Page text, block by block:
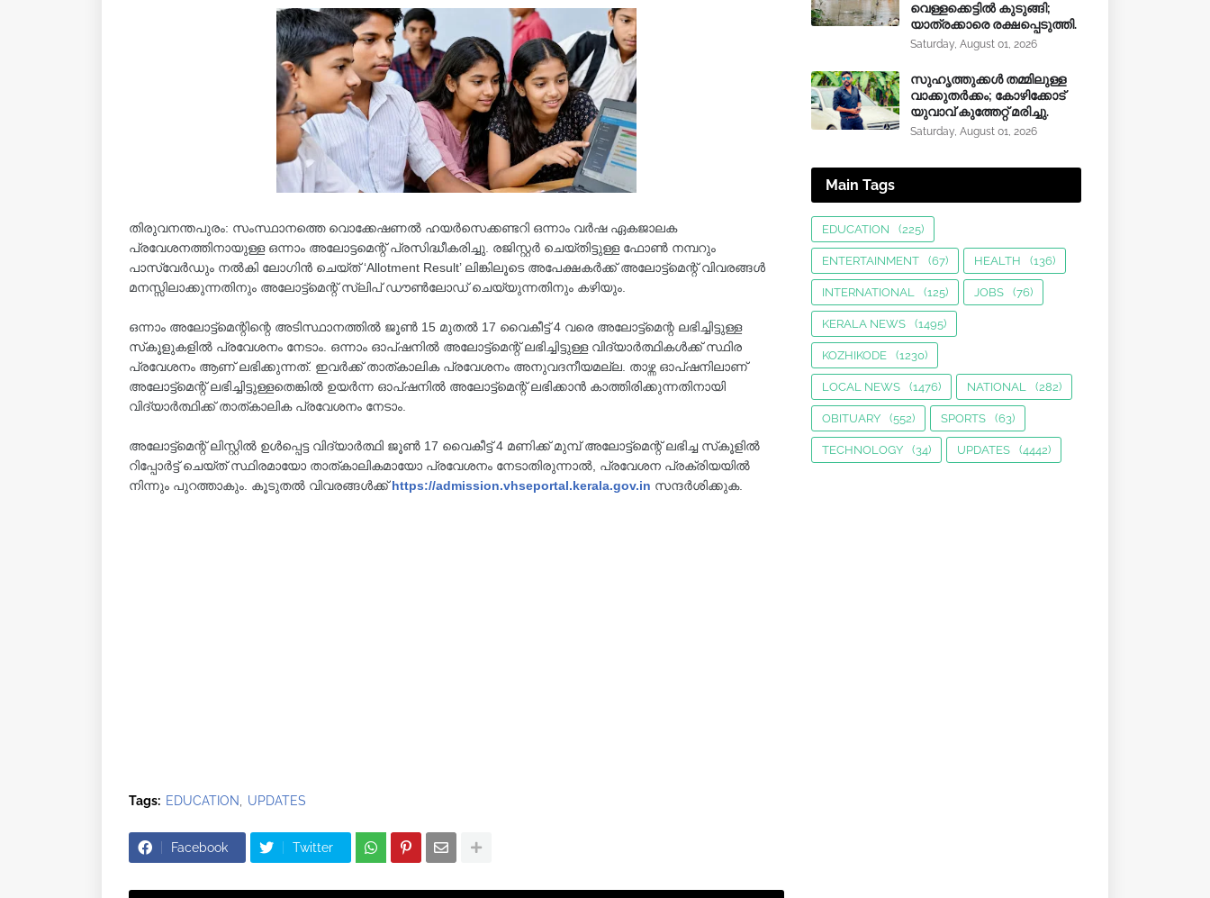
തിരുവനന്തപുരം: സംസ്ഥാനത്തെ വൊക്കേഷണൽ ഹയർസെക്കണ്ടറി ഒന്നാം വർഷ ഏകജാലക
പ്രവേശനത്തിനായുള്ള ഒന്നാം അലോട്ടമെന്റ് പ്രസിദ്ധീകരിച്ചു. രജിസ്റ്റർ ചെയ്തിട്ടുള്ള ഫോൺ നമ്പറും
പാസ്‌വേർഡും നൽകി ലോഗിൻ ചെയ്ത് ‘Allotment Result’ ലിങ്കിലൂടെ അപേക്ഷകർക്ക് അലോട്ട്മെന്റ് വിവരങ്ങൾ
മനസ്സിലാക്കുന്നതിനും അലോട്ട്മെന്റ് സ്ലിപ് ഡൗൺലോഡ് ചെയ്യുന്നതിനും കഴിയും.
ഒന്നാം അലോട്ട്മെന്റിന്റെ അടിസ്ഥാനത്തിൽ ജൂൺ 15 മുതൽ 17 വൈകീട്ട് 4 വരെ അലോട്ട്മെന്റ ലഭിച്ചിട്ടുള്ള
സ്‌കൂളുകളിൽ പ്രവേശനം നേടാം. ഒന്നാം ഓപ്ഷനിൽ അലോട്ട്മെന്റ് ലഭിച്ചിട്ടുള്ള വിദ്യാർത്ഥികൾക്ക് സ്ഥിര
പ്രവേശനം ആണ് ലഭിക്കുന്നത്. ഇവർക്ക് താത്കാലിക പ്രവേശനം അനുവദനീയമല്ല. താഴ്ന്ന ഓപ്ഷനിലാണ്
അലോട്ട്മെന്റ് ലഭിച്ചിട്ടുള്ളതെങ്കിൽ ഉയർന്ന ഓപ്ഷനിൽ അലോട്ട്മെന്റ് ലഭിക്കാൻ കാത്തിരിക്കുന്നതിനായി
വിദ്യാർത്ഥിക്ക് താത്കാലിക പ്രവേശനം നേടാം.
അലോട്ട്മെന്റ് ലിസ്റ്റിൽ ഉൾപ്പെട്ട വിദ്യാർത്ഥി ജൂൺ 17 വൈകീട്ട് 4 മണിക്ക് മുമ്പ് അലോട്ട്മെന്റ് ലഭിച്ച സ്‌കൂളിൽ
റിപ്പോർട്ട് ചെയ്ത് സ്ഥിരമായോ താത്കാലികമായോ പ്രവേശനം നേടാതിരുന്നാൽ, പ്രവേശന പ്രക്രിയയിൽ
നിന്നും പുറത്താകും. കൂടുതൽ വിവരങ്ങൾക്ക്https://admission.vhseportal.kerala.gov.in സന്ദർശിക്കുക.
Tags: EDUCATION UPDATES
Facebook Twitter
വെള്ളക്കെട്ടിൽ കുടുങ്ങി;
യാത്രക്കാരെ രക്ഷപ്പെടുത്തി.
Saturday, August 01, 2026
സുഹൃത്തുക്കൾ തമ്മിലുള്ള
വാക്കുതർക്കം; കോഴിക്കോട്
യുവാവ് കുത്തേറ്റ് മരിച്ചു.
Saturday, August 01, 2026
Main Tags
EDUCATION (225)
ENTERTAINMENT (67) HEALTH (136)
INTERNATIONAL (125) JOBS (76)
KERALA NEWS (1495)
KOZHIKODE (1230)
LOCAL NEWS (1476) NATIONAL (282)
OBITUARY (552) SPORTS (63)
TECHNOLOGY (34) UPDATES (4442)